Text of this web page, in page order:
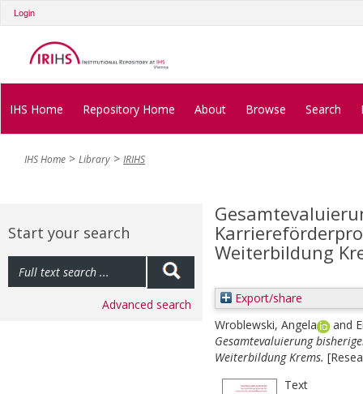
Login
IHS Home Repository Home About Browse Search
IHS Home Library IRIHS
Start your search
Advanced search
Weiterbildung
Export/share
Wroblewski, Angela
and
Gesamtevaluierung
Weiterbildung Krems.
Text